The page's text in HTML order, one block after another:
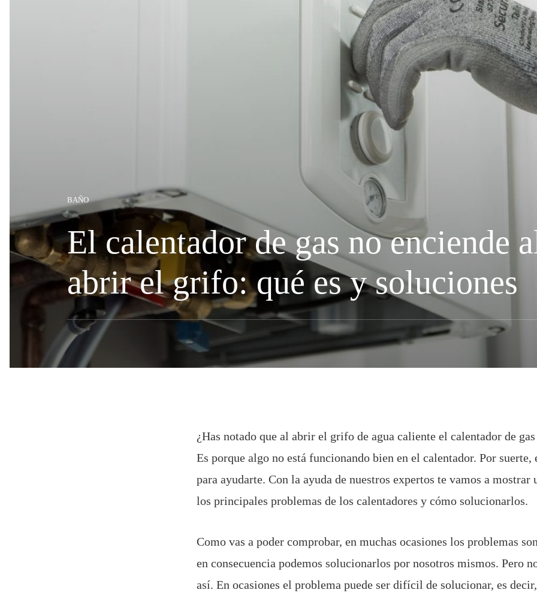
BAÑO
El calentador de gas no enciende
abrir el grifo: qué es y soluciones
¿Has notado que al abrir el grifo de agua caliente el calentador de
Es porque algo no está funcionando bien en el calentador. Por suerte,
para ayudarte. Con la ayuda de nuestros expertos te vamos a mostrar
los principales problemas de los calentadores y cómo solucionarlos.
Como vas a poder comprobar, en muchas ocasiones los problemas
en consecuencia podemos solucionarlos por nosotros mismos. Pero
así. En ocasiones el problema puede ser difícil de solucionar, es